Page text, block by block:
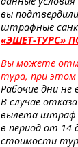
вы
штрафные
«ЭШЕТ-ТУРС»
Вы можете
тура, при
Рабочие дни не
В случае
вылета штраф
в период от
стоимости